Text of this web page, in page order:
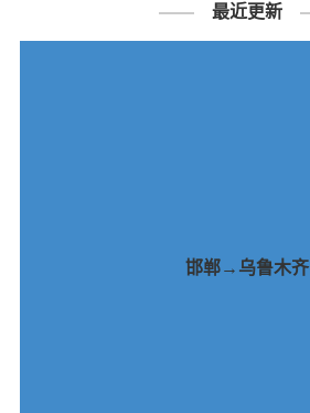
最近更新
邯郸→乌鲁木齐